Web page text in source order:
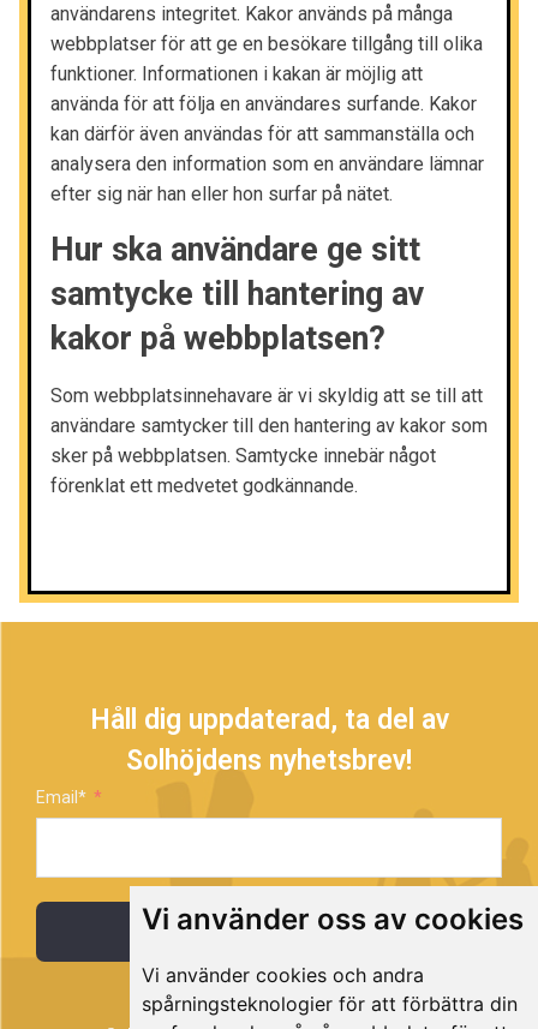
Vi använder oss av cookies
Vi använder cookies och andra
spårningsteknologier för att förbättra din
användarens integritet. Kakor används på många
webbplatser för att ge en besökare tillgång till olika
funktioner. Informationen i kakan är möjlig att
använda för att följa en användares surfande. Kakor
kan därför även användas för att sammanställa och
analysera den information som en användare lämnar
efter sig när han eller hon surfar på nätet.
Hur ska användare ge sitt
samtycke till hantering av
kakor på webbplatsen?
Som webbplatsinnehavare är vi skyldig att se till att
användare samtycker till den hantering av kakor som
sker på webbplatsen. Samtycke innebär något
förenklat ett medvetet godkännande.
Håll dig uppdaterad, ta del av
Solhöjdens nyhetsbrev!
Email*
Prenumerera